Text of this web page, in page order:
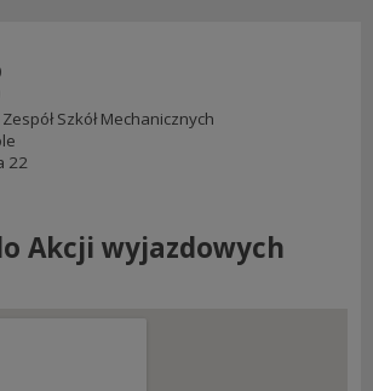
Zespół Szkół Mechanicznych
22
Akcji wyjazdowych